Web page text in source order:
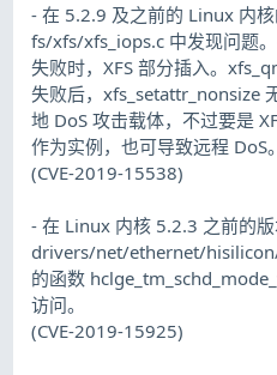
- 在 5.2.9 及之前的 Linux 内
fs/xfs/xfs_iops.c 中发现问题
失败时，XFS 部分插入。
失败后，xfs_setattr_nonsize
地 DoS 攻击载体，不过要是
作为实例，也可导致远程 DoS。
(CVE-2019-15538)
- 在 Linux 内核 5.2.3 之前的
drivers/net/ethernet/
的函数
访问。
(CVE-2019-15925)